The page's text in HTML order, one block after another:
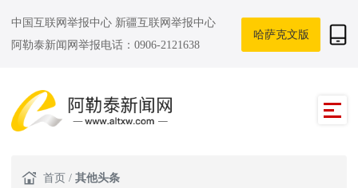
中国互联网举报中心 新疆互联网举报中心
阿勒泰新闻网举报电话：0906-2121638
哈萨克文版
首页 / 其他头条